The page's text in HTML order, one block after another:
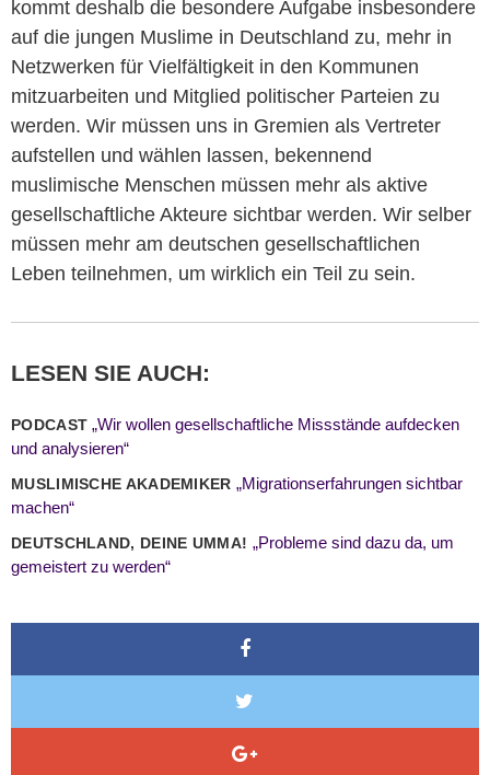
kommt deshalb die besondere Aufgabe insbesondere
auf die jungen Muslime in Deutschland zu, mehr in
Netzwerken für Vielfältigkeit in den Kommunen
mitzuarbeiten und Mitglied politischer Parteien zu
werden. Wir müssen uns in Gremien als Vertreter
aufstellen und wählen lassen, bekennend
muslimische Menschen müssen mehr als aktive
gesellschaftliche Akteure sichtbar werden. Wir selber
müssen mehr am deutschen gesellschaftlichen
Leben teilnehmen, um wirklich ein Teil zu sein.
LESEN SIE AUCH:
PODCAST„Wir wollen gesellschaftliche Missstände aufdecken
und analysieren“
MUSLIMISCHE AKADEMIKER „Migrationserfahrungen sichtbar
machen“
DEUTSCHLAND, DEINE UMMA! „Probleme sind dazu da, um
gemeistert zu werden“